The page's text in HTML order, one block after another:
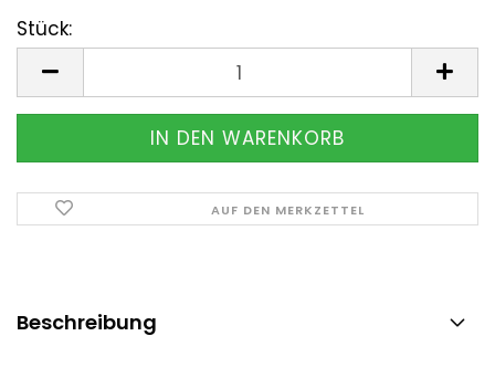
Stück:
AUF DEN MERKZETTEL
Beschreibung